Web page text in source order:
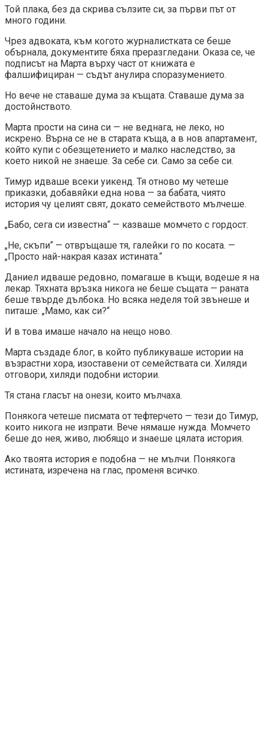
Той плака, без да скрива сълзите си, за първи път от
много години.
Чрез адвоката, към когото журналистката се беше
обърнала, документите бяха преразгледани. Оказа се, че
подписът на Марта върху част от книжата е
фалшифициран — съдът анулира споразумението.
Но вече не ставаше дума за къщата. Ставаше дума за
достойнството.
Марта прости на сина си — не веднага, не леко, но
искрено. Върна се не в старата къща, а в нов апартамент,
който купи с обезщетението и малко наследство, за
което никой не знаеше. За себе си. Само за себе си.
Тимур идваше всеки уикенд. Тя отново му четеше
приказки, добавяйки една нова — за бабата, чиято
история чу целият свят, докато семейството мълчеше.
„Бабо, сега си известна“ — казваше момчето с гордост.
„Не, скъпи“ — отвръщаше тя, галейки го по косата. —
„Просто най-накрая казах истината.“
Даниел идваше редовно, помагаше в къщи, водеше я на
лекар. Тяхната връзка никога не беше същата — раната
беше твърде дълбока. Но всяка неделя той звънеше и
питаше: „Мамо, как си?“
И в това имаше начало на нещо ново.
Марта създаде блог, в който публикуваше истории на
възрастни хора, изоставени от семействата си. Хиляди
отговори, хиляди подобни истории.
Тя стана гласът на онези, които мълчаха.
Понякога четеше писмата от тефтерчето — тези до Тимур,
които никога не изпрати. Вече нямаше нужда. Момчето
беше до нея, живо, любящо и знаеше цялата история.
Ако твоята история е подобна — не мълчи. Понякога
истината, изречена на глас, променя всичко.